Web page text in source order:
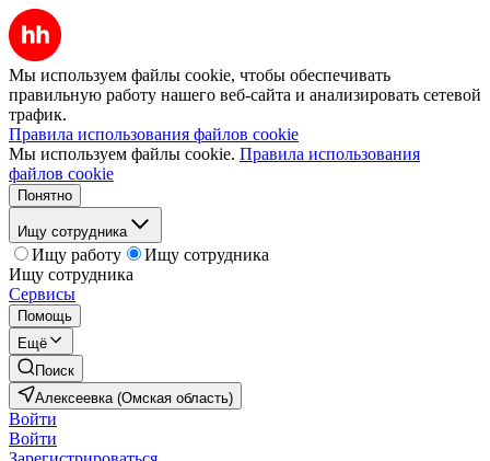
Мы используем файлы cookie, чтобы обеспечивать
правильную работу нашего веб-сайта и анализировать сетевой
трафик.
Правила использования файлов cookie
Мы используем файлы cookie. Правила использования
файлов cookie
Понятно
Ищу сотрудника
Ищу работу
Ищу сотрудника
Ищу сотрудника
Сервисы
Помощь
Ещё
Поиск
Алексеевка (Омская область)
Войти
Войти